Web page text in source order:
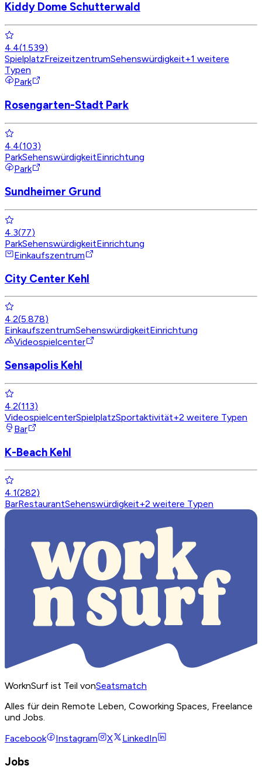
Kiddy Dome Schutterwald
4.4(1.539)
SpielplatzFreizeitzentrumSehenswürdigkeit+1 weitere
Typen
Park
Rosengarten-Stadt Park
4.4(103)
ParkSehenswürdigkeitEinrichtung
Park
Sundheimer Grund
4.3(77)
ParkSehenswürdigkeitEinrichtung
Einkaufszentrum
City Center Kehl
4.2(5.878)
EinkaufszentrumSehenswürdigkeitEinrichtung
Videospielcenter
Sensapolis Kehl
4.2(113)
VideospielcenterSpielplatzSportaktivität+2 weitere Typen
Bar
K-Beach Kehl
4.1(282)
BarRestaurantSehenswürdigkeit+2 weitere Typen
WorknSurf ist Teil vonSeatsmatch
Alles für dein Remote Leben, Coworking Spaces, Freelance
und Jobs.
Facebook
Instagram X LinkedIn
Jobs